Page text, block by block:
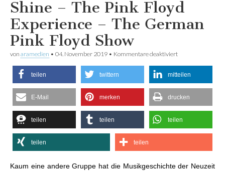
Shine – The Pink Floyd
Experience – The German
Pink Floyd Show
von aramedien • 04. November 2019 • Kommentare deaktiviert
German Pink
teilen twittern mitteilen
E-Mail merken drucken
teilen teilen teilen
teilen teilen
Kaum eine andere Gruppe hat die Musikgeschichte der Neuzeit